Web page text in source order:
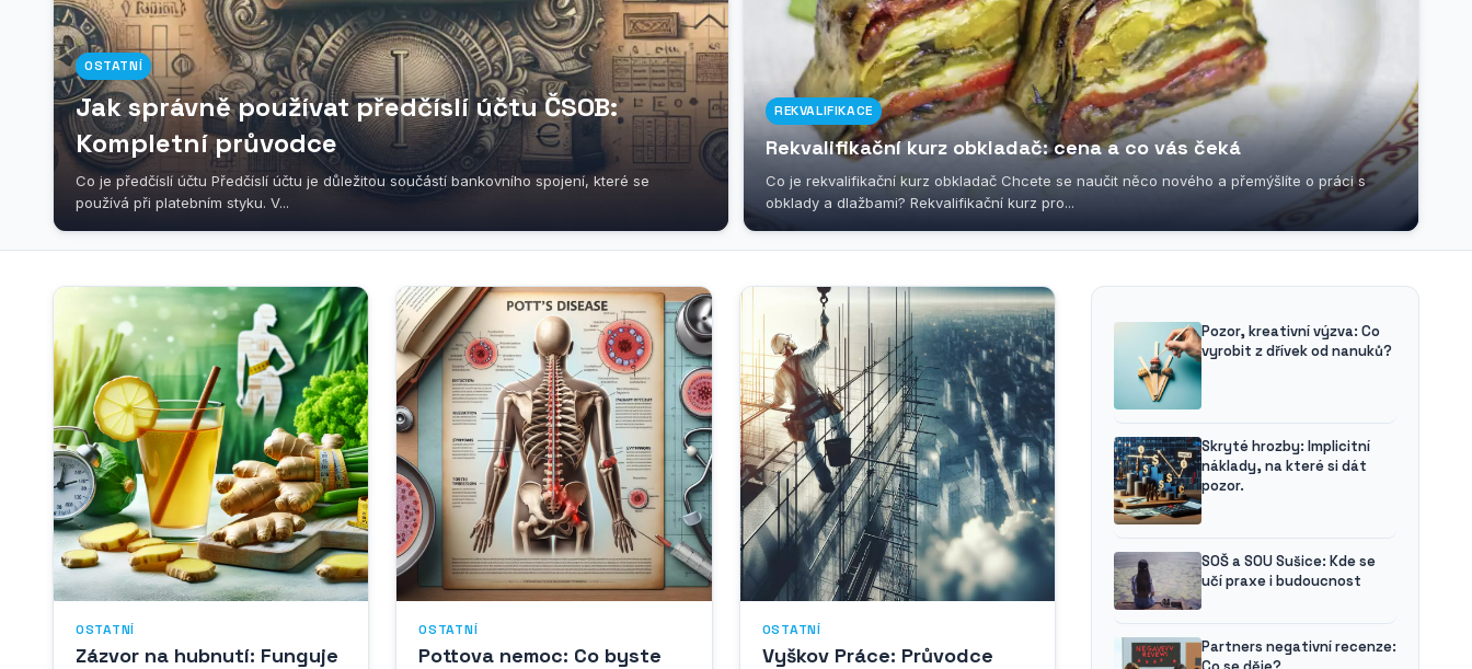
OSTATNÍ
Jak správně používat předčíslí účtu ČSOB:
Kompletní průvodce
Co je předčíslí účtu Předčíslí účtu je důležitou součástí bankovního spojení, které se
používá při platebním styku. V...
REKVALIFIKACE
Rekvalifikační kurz obkladač: cena a co vás čeká
Co je rekvalifikační kurz obkladač Chcete se naučit něco nového a přemýšlíte o práci s
obklady a dlažbami? Rekvalifikační kurz pro...
OSTATNÍ
Zázvor na hubnutí: Funguje
OSTATNÍ
Pottova nemoc: Co byste
OSTATNÍ
Vyškov Práce: Průvodce
Pozor, kreativní výzva: Co
vyrobit z dřívek od nanuků?
Skryté hrozby: Implicitní
náklady, na které si dát
pozor.
SOŠ a SOU Sušice: Kde se
učí praxe i budoucnost
Partners negativní recenze: